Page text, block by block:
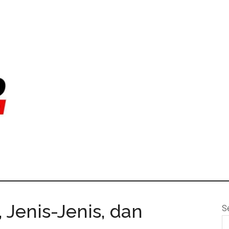
Jenis, dan